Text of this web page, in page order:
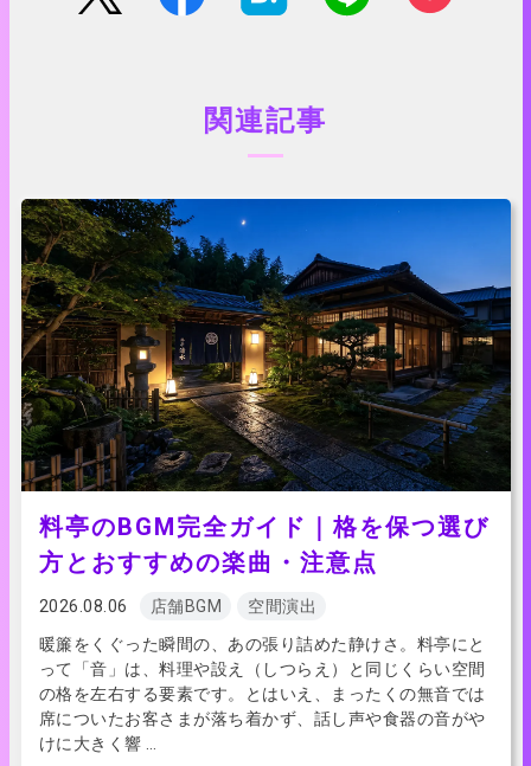
関連記事
料亭のBGM完全ガイド｜格を保つ選び
方とおすすめの楽曲・注意点
2026.08.06 店舗BGM
空間演出
暖簾をくぐった瞬間の、あの張り詰めた静けさ。料亭にと
って「音」は、料理や設え（しつらえ）と同じくらい空間
の格を左右する要素です。とはいえ、まったくの無音では
席についたお客さまが落ち着かず、話し声や食器の音がや
けに大きく響 …